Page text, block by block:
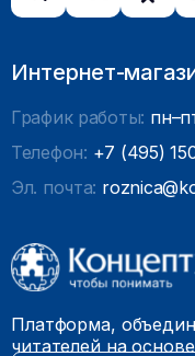
Интернет-
График работы:
Телефон: +7 (495)
Эл. почта:
Платформа,
читателей на